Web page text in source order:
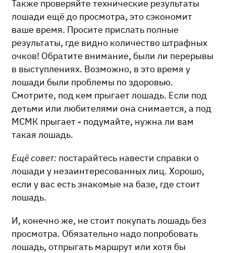
Также проверяйте технические результаты
лошади ещё до просмотра, это сэкономит
ваше время. Просите прислать полные
результаты, где видно количество штрафных
очков! Обратите внимание, были ли перерывы
в выступлениях. Возможно, в это время у
лошади были проблемы по здоровью.
Смотрите, под кем прыгает лошадь. Если под
детьми или любителями она снимается, а под
МСМК прыгает - подумайте, нужна ли вам
такая лошадь.
Ещё совет: постарайтесь навести справки о
лошади у незаинтересованных лиц. Хорошо,
если у вас есть знакомые на базе, где стоит
лошадь.
И, конечно же, не стоит покупать лошадь без
просмотра. Обязательно надо попробовать
лошадь, отпрыгать маршрут или хотя бы